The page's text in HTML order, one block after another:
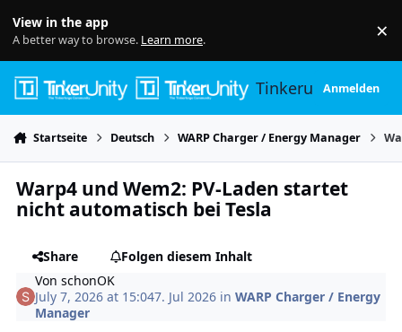
View in the app
A better way to browse. Learn more. ×
TinkerunityAnmelden
Startseite Deutsch WARP Charger / Energy Manager
Warp4 und Wem2: PV-Laden startet
nicht automatisch bei Tesla
Share
Folgen diesem Inhalt
VonschonOK
July 7, 2026 at 15:047. Jul 2026 inWARP Charger / Energy
Manager